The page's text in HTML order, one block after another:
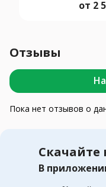
от 2
Отзывы
Пока нет отзывов о
В